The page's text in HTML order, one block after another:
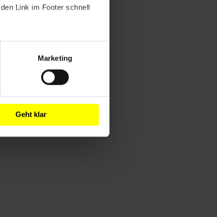
Link im Footer schnell
Marketing
Geht klar